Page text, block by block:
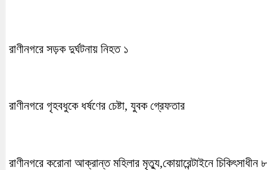
রাণীনগরে সড়ক দুর্ঘটনায় নিহত ১
রাণীনগরে গৃহবধুকে ধর্ষণের চেষ্টা, যুবক গ্রেফতার
রাণীনগরে করোনা আক্রান্ত মহিলার মৃত্যু,কোয়ারেন্টাইনে চিকিৎসাধীন